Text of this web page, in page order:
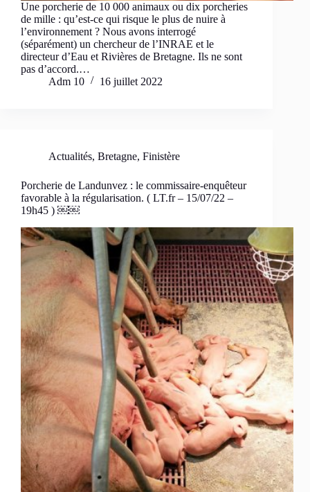
Une porcherie de 10 000 animaux ou dix porcheries
de mille : qu’est-ce qui risque le plus de nuire à
l’environnement ? Nous avons interrogé
(séparément) un chercheur de l’INRAE et le
directeur d’Eau et Rivières de Bretagne. Ils ne sont
pas d’accord.…
Adm 10
16 juillet 2022
Actualités, Bretagne, Finistère
Porcherie de Landunvez : le commissaire-enquêteur
favorable à la régularisation. ( LT.fr – 15/07/22 –
19h45 ) ￼￼